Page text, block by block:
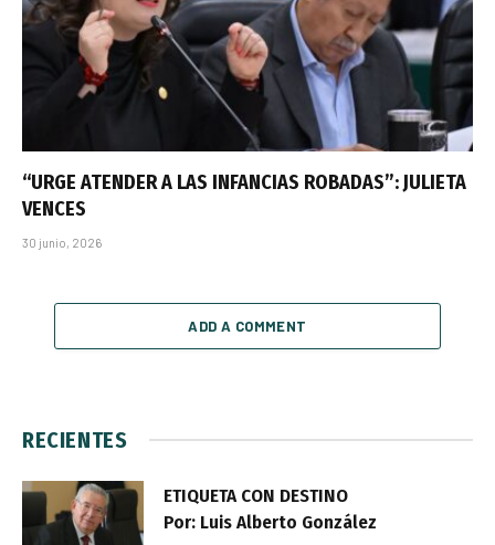
“URGE ATENDER A LAS INFANCIAS ROBADAS”: JULIETA
VENCES
30 junio, 2026
ADD A COMMENT
RECIENTES
ETIQUETA CON DESTINO
Por: Luis Alberto González